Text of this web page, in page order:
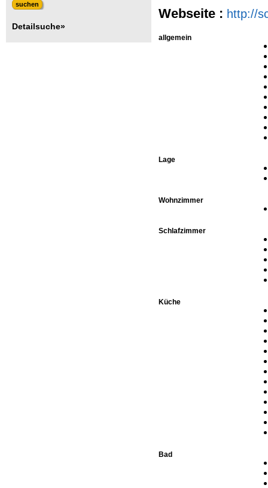
Detailsuche»
Webseite : http://
allgemein
Lage
Wohnzimmer
Schlafzimmer
Küche
Bad